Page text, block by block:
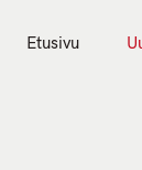
Etusivu